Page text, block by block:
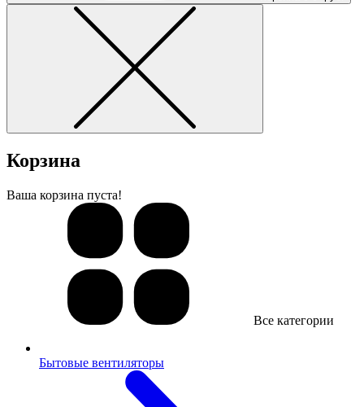
Корзина
Ваша корзина пуста!
Все категории
Бытовые вентиляторы